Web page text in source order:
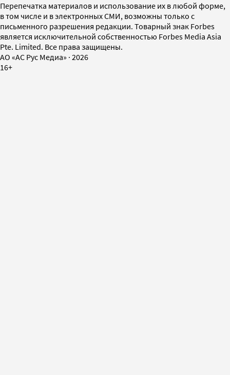
Перепечатка материалов и использование их в любой форме,
в том числе и в электронных СМИ, возможны только с
письменного разрешения редакции. Товарный знак Forbes
является исключительной собственностью Forbes Media Asia
Pte. Limited. Все права защищены.
AO «АС Рус Медиа» · 2026
16+